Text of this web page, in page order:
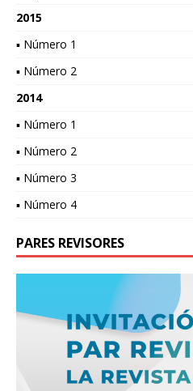
2015
▪ Número 1
▪ Número 2
2014
▪ Número 1
▪ Número 2
▪ Número 3
▪ Número 4
PARES REVISORES